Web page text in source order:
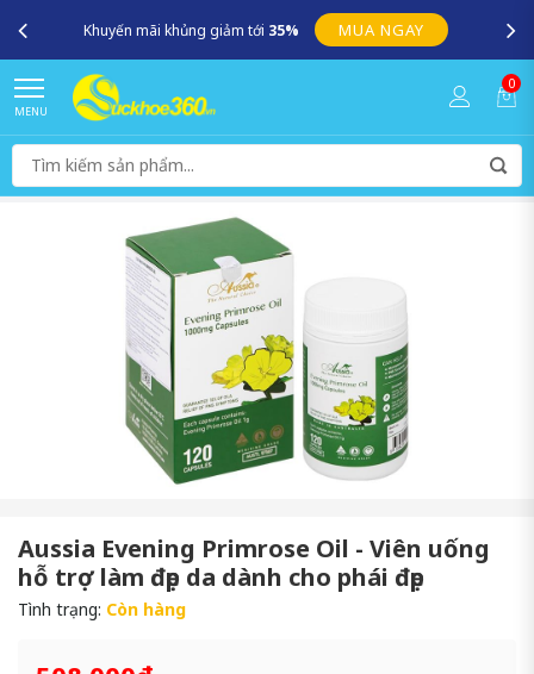
Khuyến mãi khủng giảm tới 35% MUA NGAY
MENU
0
Aussia Evening Primrose Oil - Viên uống
hỗ trợ làm đẹp da dành cho phái đẹp
Tình trạng: Còn hàng